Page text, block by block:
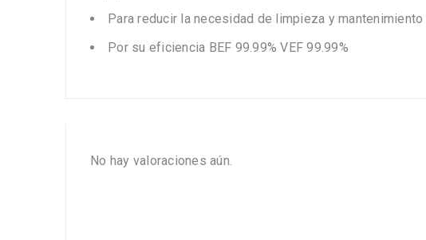
Para reducir la necesidad de limpieza y
Por su eficiencia BEF 99.99% VEF 99.99%
No hay valoraciones aún.